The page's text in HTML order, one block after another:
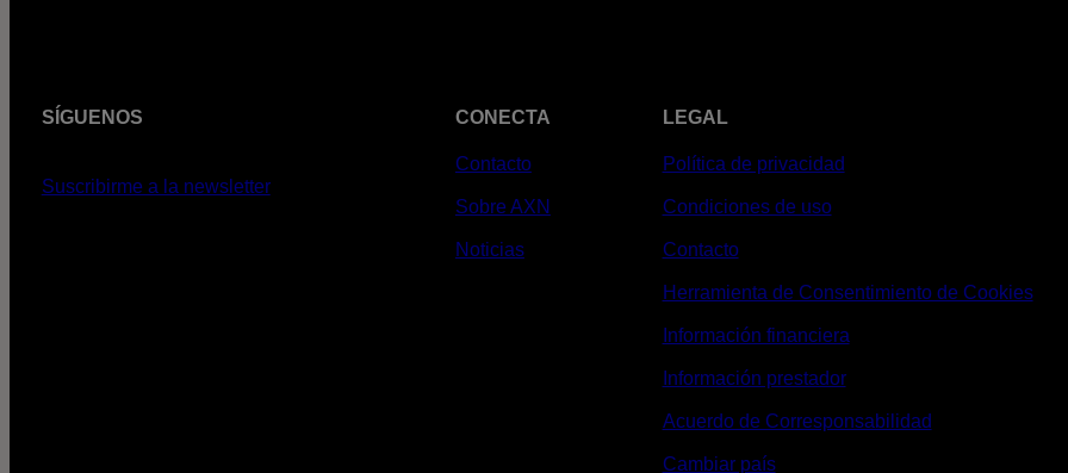
SÍGUENOS
Suscribirme a la newsletter
CONECTA
Contacto
Sobre AXN
Noticias
LEGAL
Política de privacidad
Condiciones de uso
Contacto
Herramienta de Consentimiento de Cookies
Información financiera
Información prestador
Acuerdo de Corresponsabilidad
Cambiar país